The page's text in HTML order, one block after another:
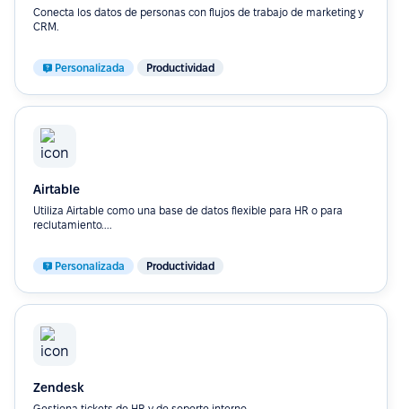
Conecta los datos de personas con flujos de trabajo de marketing y
CRM.
Personalizada Productividad
Airtable
Utiliza Airtable como una base de datos flexible para HR o para
reclutamiento....
Personalizada Productividad
Zendesk